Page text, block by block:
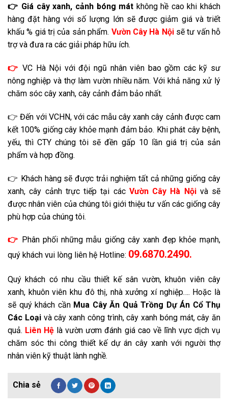
👉 Giá cây xanh, cảnh bóng mát không hề cao khi khách
hàng đặt hàng với số lượng lớn sẽ được giảm giá và triết
khấu % giá trị của sản phẩm. Vườn Cây Hà Nộisẽ tư vấn hỗ
trợ và đưa ra các giải pháp hữu ích.
👉VC Hà Nội với đội ngũ nhân viên bao gồm các kỹ sư
nông nghiệp và thợ làm vườn nhiều năm. Với khả năng xử lý
chăm sóc cây xanh, cây cảnh đảm bảo nhất.
👉 Đến với VCHN, với các mẫu cây xanh cây cảnh được cam
kết 100% giống cây khỏe mạnh đảm bảo. Khi phát cây bệnh,
yếu, thì CTY chúng tôi sẽ đền gấp 10 lần giá trị của sản
phẩm và hợp đồng.
👉 Khách hàng sẽ được trải nghiệm tất cả những giống cây
xanh, cây cảnh trực tiếp tại các Vườn Cây Hà Nội và sẽ
được nhân viên của chúng tôi giới thiệu tư vấn các giống cây
phù hợp của chúng tôi.
👉 Phân phối những mẫu giống cây xanh đẹp khỏe mạnh,
quý khách vui lòng liên hệ Hotline: 09.6870.2490.
Quý khách có nhu cầu thiết kế sân vườn, khuôn viên cây
xanh, khuôn viên khu đô thị, nhà xưởng xí nghiệp…. Hoặc là
sẽ quý khách cần Mua Cây Ăn Quả Trồng Dự Án Cổ Thụ
Các Loại và cây xanh công trình, cây xanh bóng mát, cây ăn
quả. Liên Hệ là vườn ươm đánh giá cao về lĩnh vực dịch vụ
chăm sóc thi công thiết kế dự án cây xanh với người thợ
nhân viên kỹ thuật lành nghề.